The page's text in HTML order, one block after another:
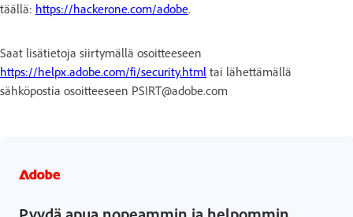
täällä: https://hackerone.com/adobe.
Saat lisätietoja siirtymällä osoitteeseen
https://helpx.adobe.com/fi/security.html tai lähettämällä
sähköpostia osoitteeseen PSIRT@adobe.com